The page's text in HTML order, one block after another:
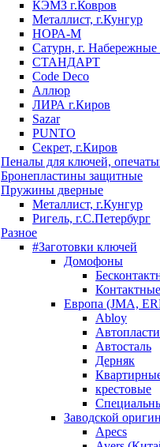
КЭМЗ г.Ковров
Металлист, г.Кунгур
НОРА-М
Сатурн, г.
СТАНДАРТ
Code Deco
Аллюр
ЛИРА г.Киров
Sazar
PUNTO
Секрет, г.Киров
Пеналы для ключей,
Бронепластины защитные
Пружины дверные
Металлист, г.Кунгур
Ригель, г.С.Петербург
Разное
#Заготовки ключей
Домофоны
Контактные
Европа (JMA,
Abloy
Автосталь
Дерняк
крестовые
Заводской
Apecs